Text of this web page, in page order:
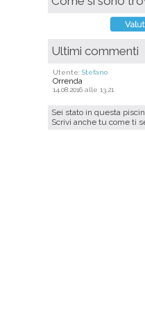
Ultimi commenti
Utente: Stefano
Orrenda
14.08.2016 alle 13.21
Sei stato in questa
Scrivi anche tu come ti